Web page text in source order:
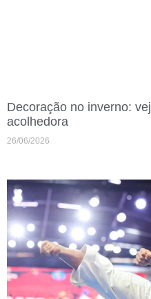
Decoração no inverno:
acolhedora
26/06/2026